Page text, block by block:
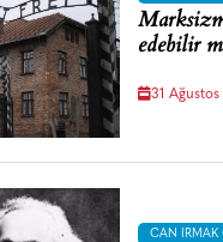
edebilir
31 Ağustos
CAN IRMAK